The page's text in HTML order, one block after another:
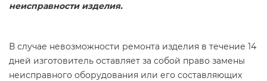
неисправности изделия.
В случае невозможности ремонта изделия в течение 14
дней изготовитель оставляет за собой право замены
неисправного оборудования или его составляющих